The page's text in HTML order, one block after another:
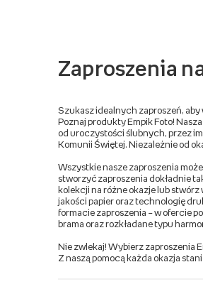
Zaproszenia
Szukasz idealnych zaproszeń,
Poznaj produkty Empik Foto!
od uroczystości ślubnych, przez
Komunii Świętej. Niezależnie od
Wszystkie nasze zaproszenia
stworzyć zaproszenia dokładnie
kolekcji na różne okazje lub
jakości papier oraz technologię
formacie zaproszenia – w ofercie
brama oraz rozkładane typu
Nie zwlekaj! Wybierz zaproszenia
Z naszą pomocą każda okazja